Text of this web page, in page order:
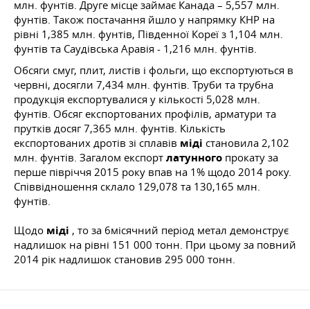
млн. фунтів. Друге місце займає Канада – 5,557 млн.
фунтів. Також постачання йшло у напрямку КНР на
рівні 1,385 млн. фунтів, Південної Кореї з 1,104 млн.
фунтів та Саудівська Аравія - 1,216 млн. фунтів.
Обсяги смуг, плит, листів і фольги, що експортуються в
червні, досягли 7,434 млн. фунтів. Труби та трубна
продукція експортувалися у кількості 5,028 млн.
фунтів. Обсяг експортованих профілів, арматури та
прутків досяг 7,365 млн. фунтів. Кількість
експортованих дротів зі сплавів міді становила 2,102
млн. фунтів. Загалом експорт латунного прокату за
перше півріччя 2015 року впав на 1% щодо 2014 року.
Співвідношення склало 129,078 та 130,165 млн.
фунтів.
Щодо міді , то за 6місячний період метал демонструє
надлишок на рівні 151 000 тонн. При цьому за повний
2014 рік надлишок становив 295 000 тонн.